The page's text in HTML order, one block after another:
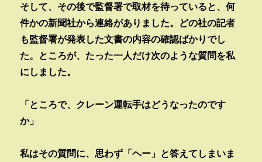
そして、その後で監督署で取材を待っていると、何
件かの新聞社から連絡がありました。どの社の記者
も監督署が発表した文書の内容の確認ばかりでし
た。ところが、たった一人だけ次のような質問を私
にしました。
「ところで、クレーン運転手はどうなったのです
か」
私はその質問に、思わず「ヘー」と答えてしまいま